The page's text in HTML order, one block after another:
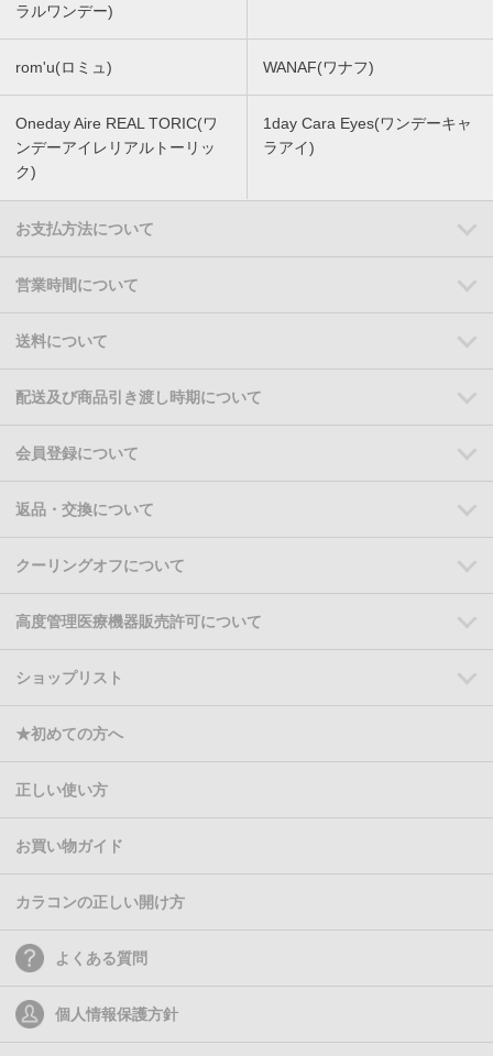
ラルワンデー)
rom'u(ロミュ) WANAF(ワナフ)
Oneday Aire REAL TORIC(ワ
ンデーアイレリアルトーリッ
ク)
1day Cara Eyes(ワンデーキャ
ラアイ)
お支払方法について
営業時間について
送料について
配送及び商品引き渡し時期について
会員登録について
返品・交換について
クーリングオフについて
高度管理医療機器販売許可について
ショップリスト
★初めての方へ
正しい使い方
お買い物ガイド
カラコンの正しい開け方
よくある質問
個人情報保護方針